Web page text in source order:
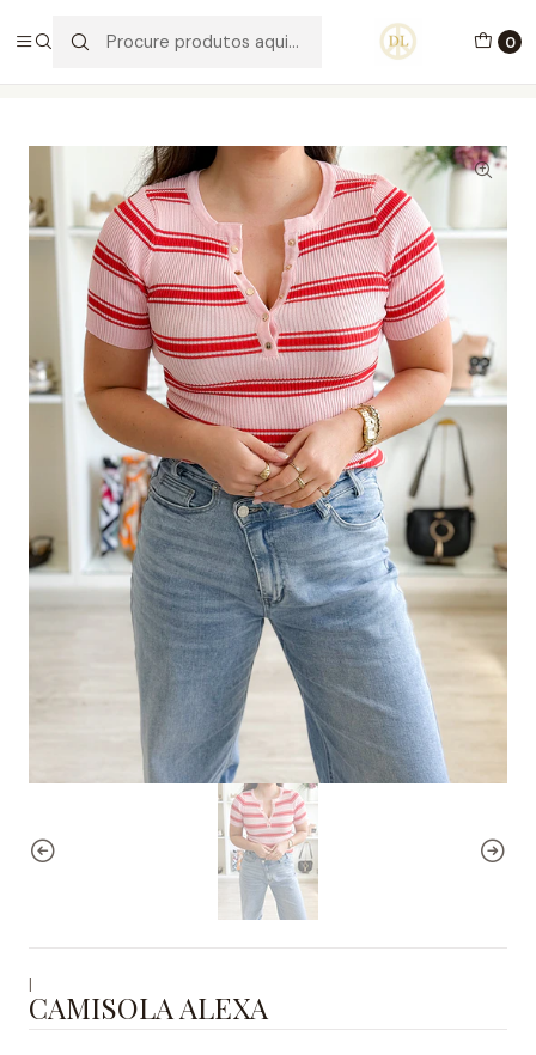
0
PORTES GRÁTIS ACIMA DE 70€ PORTUGAL CONTINENTAL
|
CAMISOLA ALEXA